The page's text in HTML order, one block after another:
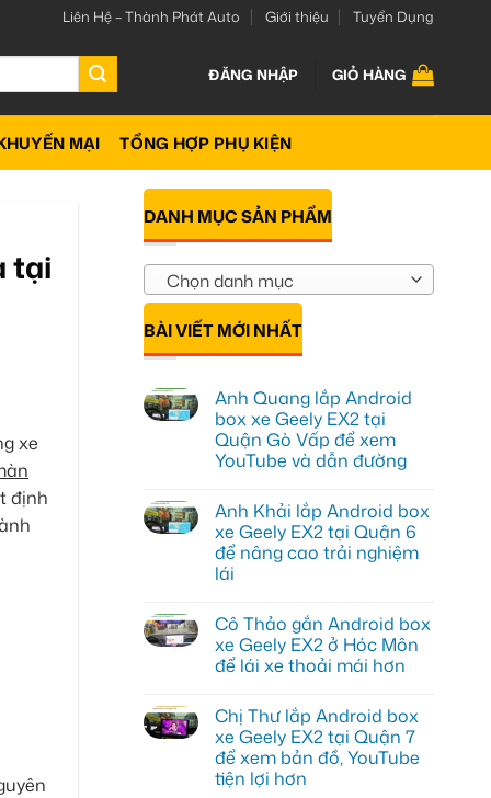
Liên Hệ – Thành Phát Auto Giới thiệu Tuyển Dụng
ĐĂNG NHẬP GIỎ HÀNG
MẠI TỔNG HỢP PHỤ KIỆN
tại
xe
định
DANH MỤC SẢN PHẨM
Chọn danh mục
BÀI VIẾT MỚI NHẤT
Anh Quang lắp Android
box xe Geely EX2 tại
Quận Gò Vấp để xem
YouTube và dẫn đường
bình
luận
ở
Anh
Quang
lắp
xe
Geely
EX2
tại
Vấp
để
xem
YouTube
và
dẫn
Anh Khải lắp Android box
xe Geely EX2 tại Quận 6
để nâng cao trải nghiệm
lái
bình
luận
ở
Anh
Android
box
xe
Geely
EX2
tại
Cô Thảo gắn Android box
xe Geely EX2 ở Hóc Môn
để lái xe thoải mái hơn
bình
luận
ở
Cô
Thảo
gắn
Chị Thư lắp Android box
xe Geely EX2 tại Quận 7
để xem bản đồ, YouTube
tiện lợi hơn